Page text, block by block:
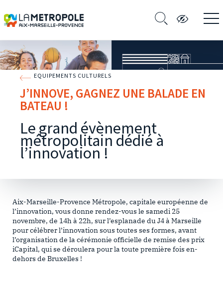
EQUIPEMENTS CULTURELS
J’INNOVE, GAGNEZ UNE BALADE EN
BATEAU !
Le grand évènement
métropolitain dédié à
l’innovation !
Aix-Marseille-Provence Métropole, capitale européenne de
l’innovation, vous donne rendez-vous le samedi 25
novembre, de 14h à 22h, sur l’esplanade du J4 à Marseille
pour célébrer l’innovation sous toutes ses formes, avant
l’organisation de la cérémonie officielle de remise des prix
iCapital, qui se déroulera pour la toute première fois en-
dehors de Bruxelles !